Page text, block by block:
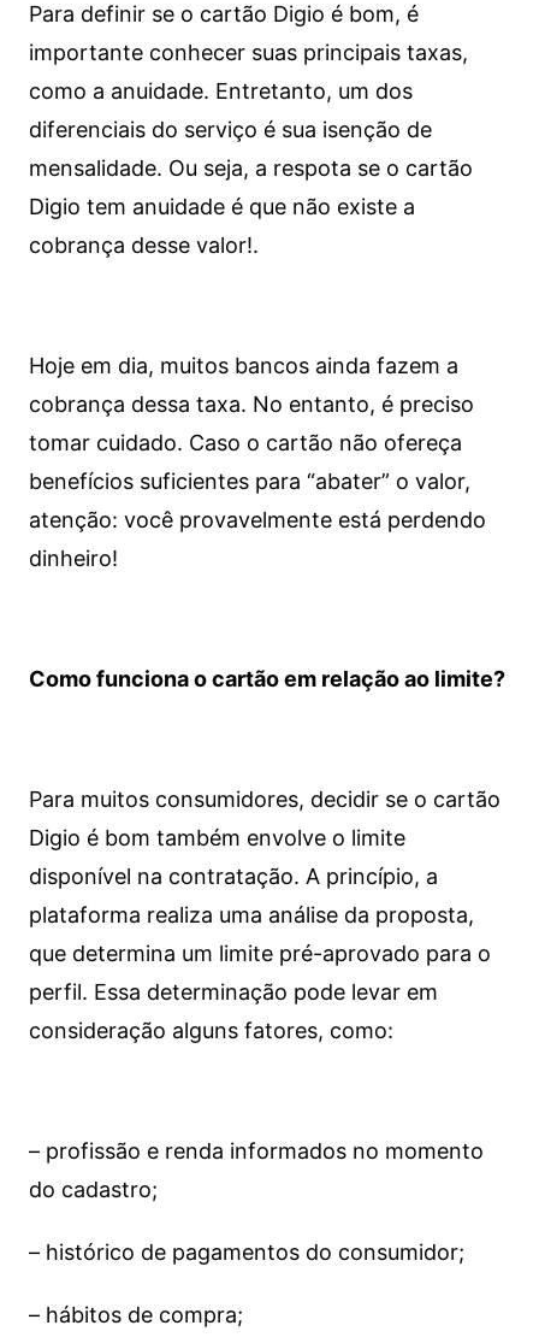
Para definir se o cartão Digio é bom, é
importante conhecer suas principais taxas,
como a anuidade. Entretanto, um dos
diferenciais do serviço é sua isenção de
mensalidade. Ou seja, a respota se o cartão
Digio tem anuidade é que não existe a
cobrança desse valor!.
Hoje em dia, muitos bancos ainda fazem a
cobrança dessa taxa. No entanto, é preciso
tomar cuidado. Caso o cartão não ofereça
benefícios suficientes para “abater” o valor,
atenção: você provavelmente está perdendo
dinheiro!
Como funciona o cartão em relação ao limite?
Para muitos consumidores, decidir se o cartão
Digio é bom também envolve o limite
disponível na contratação. A princípio, a
plataforma realiza uma análise da proposta,
que determina um limite pré-aprovado para o
perfil. Essa determinação pode levar em
consideração alguns fatores, como:
– profissão e renda informados no momento
do cadastro;
– histórico de pagamentos do consumidor;
– hábitos de compra;